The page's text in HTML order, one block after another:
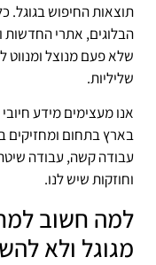
תוצאות החיפוש בגוגל.
הבלוגים, אתרי החדשות
שלא פעם מנוצל ומנווט
שליליות.
אנו מעצימים מידע
בארץ בתחום ומחזיקים
עבודה קשה, עבודה
וחוזקות שיש לנו.
למה חשוב
מגוגל ולא